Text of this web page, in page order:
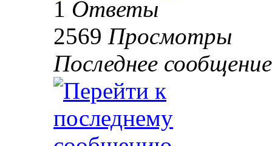
1 Ответы
2569 Просмотры
Последнее